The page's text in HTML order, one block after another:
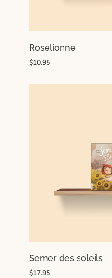
Roselionne
$10.95
Semer des soleils
$17.95